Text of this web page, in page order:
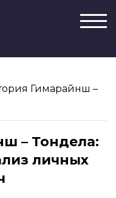
Гимарайнш –
– Тондела:
личных